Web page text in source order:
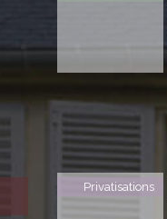
Privatisations